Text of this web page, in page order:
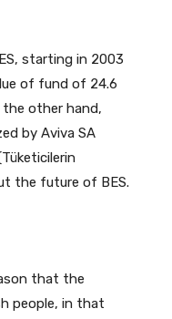
starting in 2003
of fund of 24.6
other hand,
by Aviva SA
the future of BES.
that the
people, in that